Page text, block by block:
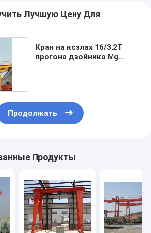
Лучшую Цену Для
Кран на козлах 16/3.2T
прогона двойника Mg
Продолжать
Продукты